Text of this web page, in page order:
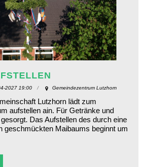
2027 19:00 Gemeindezentrum Lutzhorn
Lutzhorn lädt zum
aufstellen ain. Für Getränke und
Das Aufstellen des durch eine
geschmückten Maibaums beginnt um